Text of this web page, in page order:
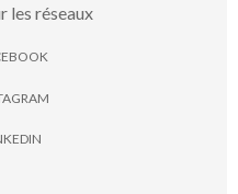
les réseaux